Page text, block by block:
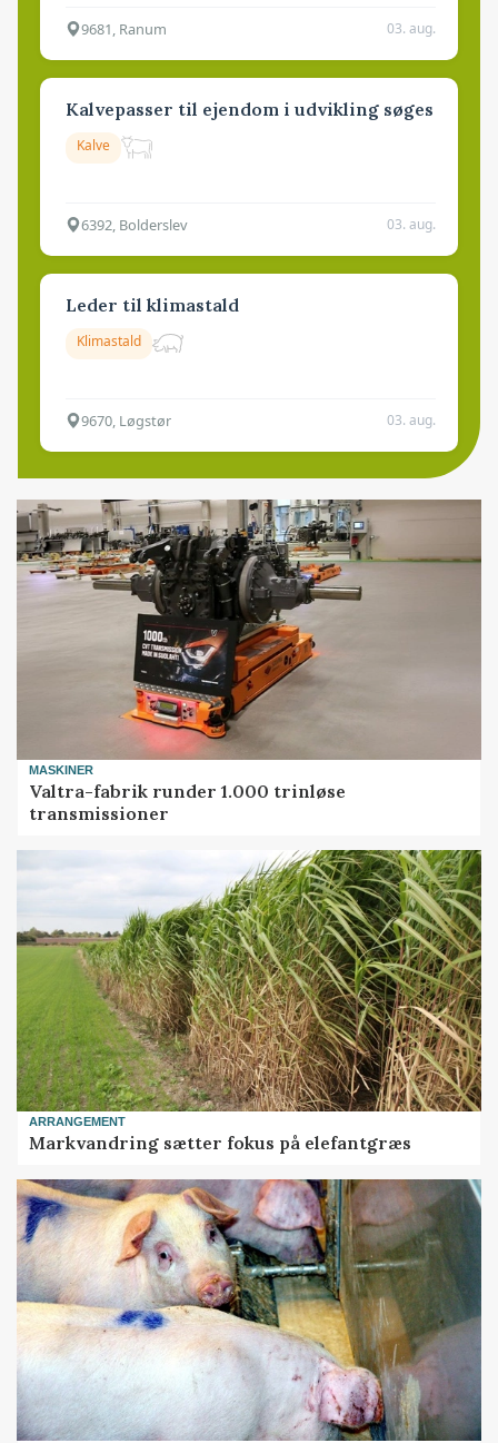
9681, Ranum 03. aug.
Kalvepasser til ejendom i udvikling søges
Kalve
6392, Bolderslev 03. aug.
Leder til klimastald
Klimastald
9670, Løgstør 03. aug.
MASKINER
Valtra-fabrik runder 1.000 trinløse
transmissioner
ARRANGEMENT
Markvandring sætter fokus på elefantgræs